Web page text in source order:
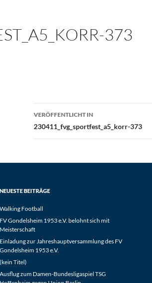
373
Beitragsnavigation
VERÖFFENTLICHT IN
230411_fvg_sportfest_a5_korr-373
NEUESTE BEITRÄGE
Walking Football
FV Gondelsheim 1953 e.V. belohnt sich mit
Meisterschaft
Einladung zur Jahreshauptversammlung des FV
Gondelsheim 1953 e.V.
(kein Titel)
Ausflug zum Damen-Bundesligaspiel TSG